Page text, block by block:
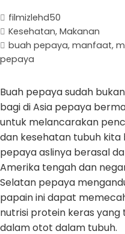
filmizlehd50
Kesehatan, Makanan
buah pepaya, manfaat,
pepaya
Buah pepaya sudah
bagi di Asia pepaya
untuk melancarakan
dan kesehatan tubuh kita
pepaya aslinya berasal
Amerika tengah dan
Selatan pepaya
papain ini dapat
nutrisi protein keras yang
dalam otot dalam tubuh.